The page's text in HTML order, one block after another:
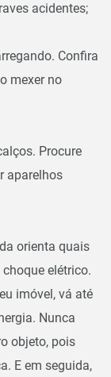
acidentes;
Confira
mexer no
Procure
aparelhos
orienta quais
elétrico.
imóvel, vá até
Nunca
objeto, pois
E em seguida,